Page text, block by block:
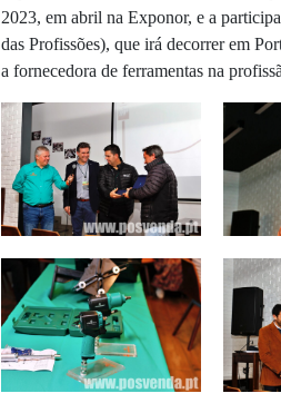
2023, em abril na Exponor, e a
das Profissões), que irá decorrer em
a fornecedora de ferramentas na